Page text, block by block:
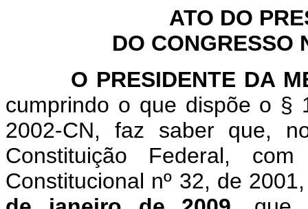
ATO DO
DO CONGRESSO
O PRESIDENTE DA
cumprindo o que dispõe o §
2002-CN, faz saber que,
Constituição Federal,
Constitucional nº 32, de